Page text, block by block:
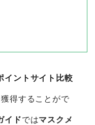
イントサイト比較
得することがで
イドではマスクメ